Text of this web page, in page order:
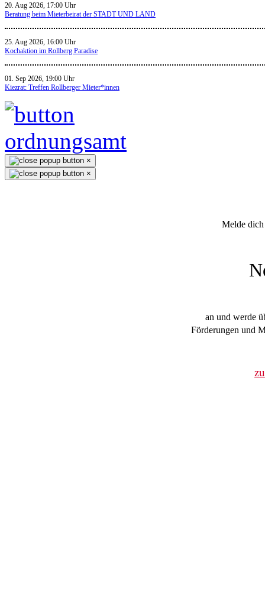
20. Aug 2026, 17:00 Uhr
Beratung beim Mieterbeirat der STADT UND LAND
25. Aug 2026, 16:00 Uhr
Kochaktion im Rollberg Paradise
01. Sep 2026, 19:00 Uhr
Kiezrat: Treffen Rollberger Mieter*innen
×
×
Melde
an und werde
Förderungen und